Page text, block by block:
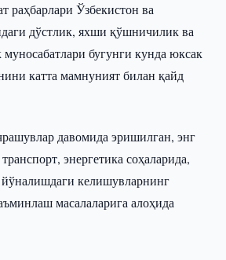
раҳбарлари Ўзбекистон ва
дўстлик, яхши қўшничилик ва
бугунги кунда юксак
катта мамнуният билан қайд
давомида эришилган, энг
энергетика соҳаларида,
келишувларнинг
масалаларига алоҳида